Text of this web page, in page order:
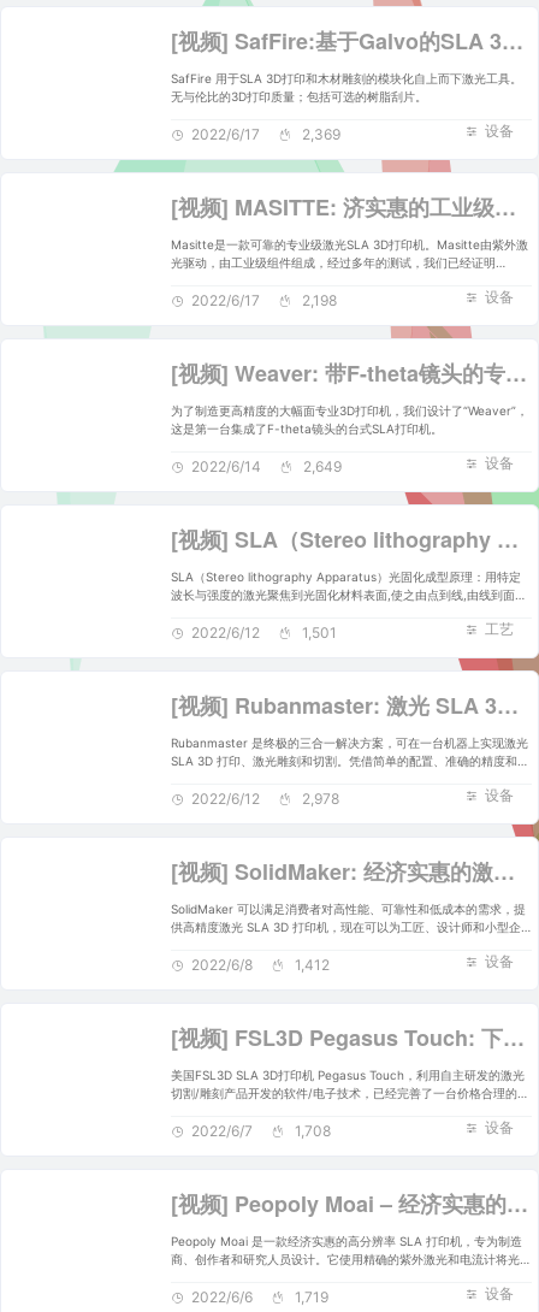
[视频] SafFire:基于Galvo的SLA 3D打印机和激光雕刻机
SafFire 用于SLA 3D打印和木材雕刻的模块化自上而下激光工具。
无与伦比的3D打印质量；包括可选的树脂刮片。
设备
2022/6/17 2,369
[视频] MASITTE: 济实惠的工业级激光SLA 3D打印机
Masitte是一款可靠的专业级激光SLA 3D打印机。Masitte由紫外激
光驱动，由工业级组件组成，经过多年的测试，我们已经证明
设备
2022/6/17 2,198
[视频] Weaver: 带F-theta镜头的专业SLA激光3D打印机
为了制造更高精度的大幅面专业3D打印机，我们设计了“Weaver”，
这是第一台集成了F-theta镜头的台式SLA打印机。
设备
2022/6/14 2,649
[视频] SLA（Stereo lithography Apparatus）光固化成型技术及工艺详细介绍
SLA（Stereo lithography Apparatus）光固化成型原理：用特定
波长与强度的激光聚焦到光固化材料表面,使之由点到线,由线到面顺
片的高度,再固化另一个层面.这样层层叠加构成一个三维实体。
工艺
2022/6/12 1,501
[视频] Rubanmaster: 激光 SLA 3D打印机、激光雕刻机和切割机
Rubanmaster 是终极的三合一解决方案，可在一台机器上实现激光
SLA 3D 打印、激光雕刻和切割。凭借简单的配置、准确的精度和快
级别的其他机器。
设备
2022/6/12 2,978
[视频] SolidMaker: 经济实惠的激光 SLA 3D打印机
SolidMaker 可以满足消费者对高性能、可靠性和低成本的需求，提
供高精度激光 SLA 3D 打印机，现在可以为工匠、设计师和小型企
设备
2022/6/8 1,412
[视频] FSL3D Pegasus Touch: 下一代桌面消费级触摸激光SLA 3D打印机
美国FSL3D SLA 3D打印机 Pegasus Touch，利用自主研发的激光
切割/雕刻产品开发的软件/电子技术，已经完善了一台价格合理的高
造商树立了桌面3D打印的新标准。
设备
2022/6/7 1,708
[视频] Peopoly Moai – 经济实惠的高分辨率激光 SLA 3D打印机
Peopoly Moai 是一款经济实惠的高分辨率 SLA 打印机，专为制造
商、创作者和研究人员设计。它使用精确的紫外激光和电流计将光敏
设备
2022/6/6 1,719